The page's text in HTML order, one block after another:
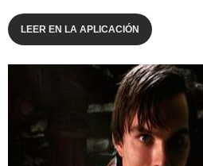
LEER EN LA APLICACIÓN